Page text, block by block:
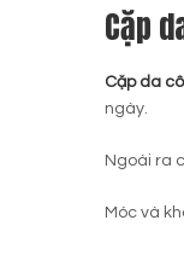
Cặp
Cặp da
ngày.
Ngoài ra
Móc và